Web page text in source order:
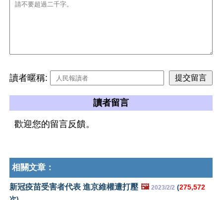
讀者暱稱:
讀者留言
歡迎您的留言反饋。
相關文章：
新冠疫苗受害者代表 進京維權遭打壓 🖼️ 2023/2/2 (275,572